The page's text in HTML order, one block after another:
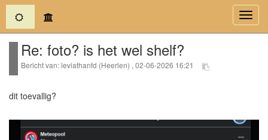
(current)
Re: foto? is het wel shelf?
Bericht van: leviathanfd (Heerlen) , 02-06-2026 16:21
dit toevallig?